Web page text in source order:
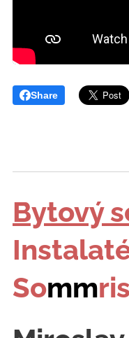
Share
Bytový
Sommris